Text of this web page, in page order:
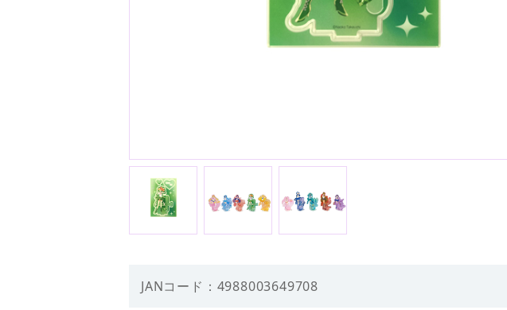
JANコード：4988003649708